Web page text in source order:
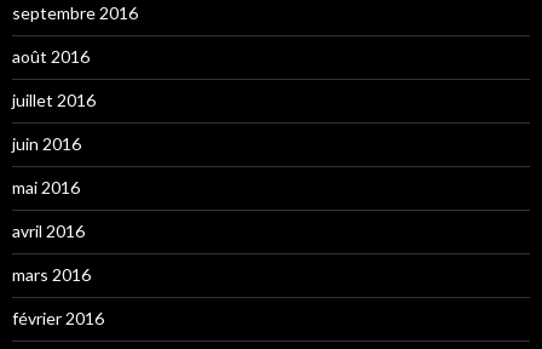
septembre 2016
août 2016
juillet 2016
juin 2016
mai 2016
avril 2016
mars 2016
février 2016